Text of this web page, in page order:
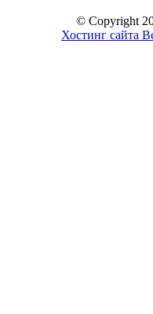
© Copyright
Хостинг сайта